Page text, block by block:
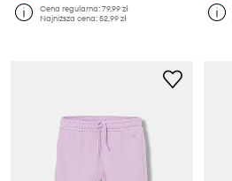
Cena regularna:79,99 zł
Najniższa cena:52,99 zł